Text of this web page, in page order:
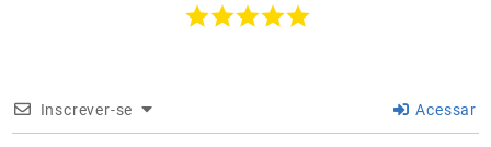
Inscrever-se Acessar